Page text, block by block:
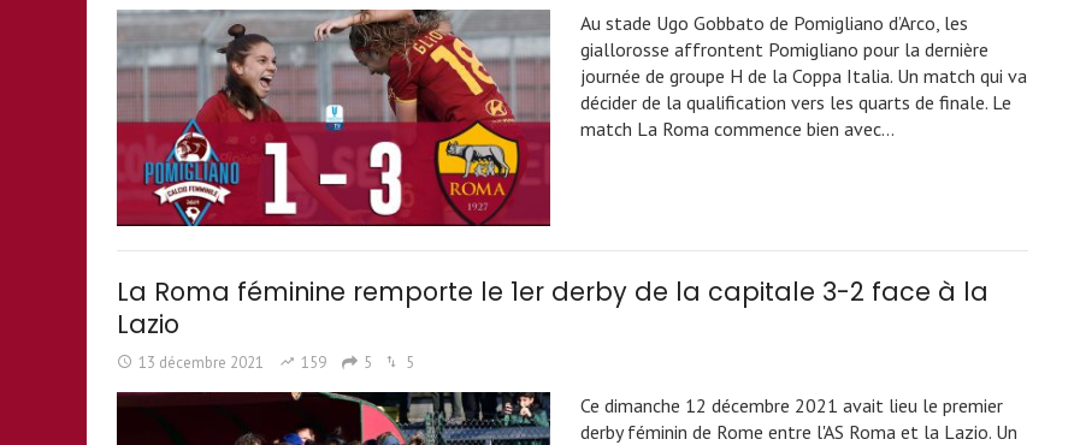
Au stade Ugo Gobbato de Pomigliano d’Arco, les
giallorosse affrontent Pomigliano pour la dernière
journée de groupe H de la Coppa Italia. Un match qui va
décider de la qualification vers les quarts de finale. Le
match La Roma commence bien avec…
La Roma féminine remporte le 1er derby de la capitale 3-2 face à la
Lazio
13 décembre 2021 159 5 5
Ce dimanche 12 décembre 2021 avait lieu le premier
derby féminin de Rome entre l'AS Roma et la Lazio. Un